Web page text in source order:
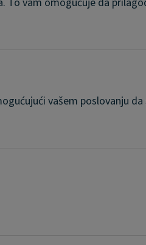
vašem poslovanju